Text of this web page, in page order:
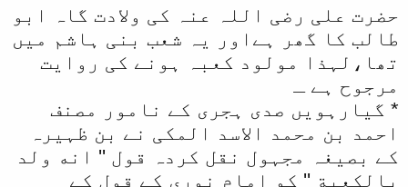
حضرت علی رضی اللہ عنہ کی ولادت گاہ ابو
طالب کا گھر ہےاور یہ شعب بنی ہاشم میں
تھا،لہذا مولود کعبہ ہونے کی روایت
مرجوح ہے ـ
* گیارہویں صدی ہجری کے نامور مصنف
احمد بن محمد الاسد المکی نے بن ظہیرہ
کے بصیغہ مجہول نقل کردہ قول '' انه ولد
بالکعبة '' کو امام نوری کے قول کے